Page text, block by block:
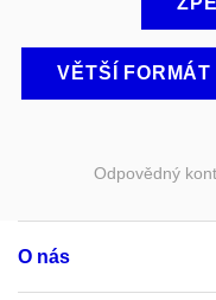
VĚTŠÍ FORMÁT
Odpovědný
O nás